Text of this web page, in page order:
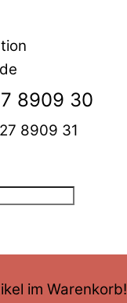
8909 30
8909 31
im Warenkorb!